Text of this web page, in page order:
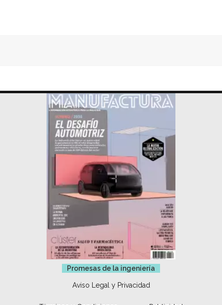
Promesas de la ingeniería
Aviso Legal y Privacidad